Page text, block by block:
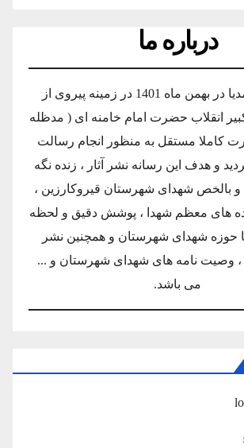
درباره ما
رسانه کمیل مدیا در بهمن ماه 1401 در زمینه پیروی از
انقلاب حضرت امام خامنه ای ( مدظله
کاملا مستقل به منظور انجام رسالت
و هدف این رسانه نشر آثار ، زنده نگه
و بالخص شهدای شهرستان قیروکارزین ،
های معظم شهدا ، پوشش دقیق و لحظه
با حوزه شهدای شهرستان و همچنین نشر
وصیت نامه های شهدای شهرستان و ...
می باشد.